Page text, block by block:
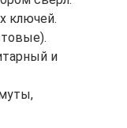
ключей.
и